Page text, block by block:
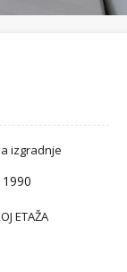
izgradnje
1990
ETAŽA